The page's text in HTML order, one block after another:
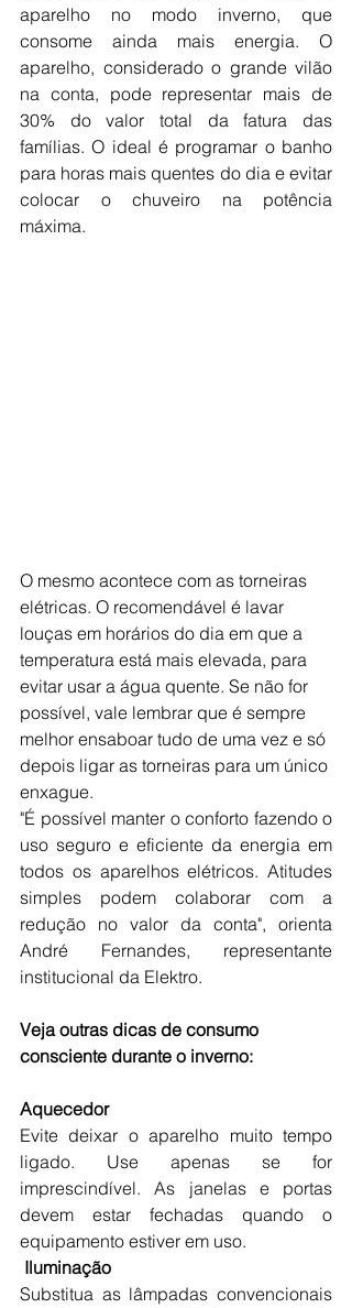
aparelho no modo inverno, que
consome ainda mais energia. O
aparelho, considerado o grande vilão
na conta, pode representar mais de
30% do valor total da fatura das
famílias. O ideal é programar o banho
para horas mais quentes do dia e evitar
colocar o chuveiro na potência
máxima.
O mesmo acontece com as torneiras
elétricas. O recomendável é lavar
louças em horários do dia em que a
temperatura está mais elevada, para
evitar usar a água quente. Se não for
possível, vale lembrar que é sempre
melhor ensaboar tudo de uma vez e só
depois ligar as torneiras para um único
enxague.
"É possível manter o conforto fazendo o
uso seguro e eficiente da energia em
todos os aparelhos elétricos. Atitudes
simples podem colaborar com a
redução no valor da conta", orienta
André Fernandes, representante
institucional da Elektro.
Veja outras dicas de consumo
consciente durante o inverno:
Aquecedor
Evite deixar o aparelho muito tempo
ligado. Use apenas se for
imprescindível. As janelas e portas
devem estar fechadas quando o
equipamento estiver em uso.
Iluminação
Substitua as lâmpadas convencionais